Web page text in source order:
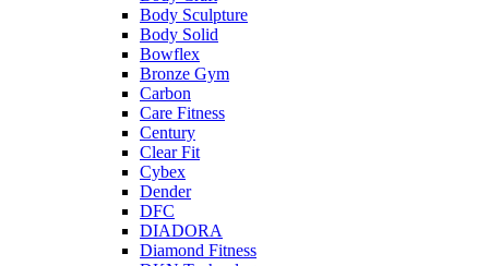
Body Sculpture
Body Solid
Bowflex
Bronze Gym
Carbon
Care Fitness
Century
Clear Fit
Cybex
Dender
DFC
DIADORA
Diamond Fitness